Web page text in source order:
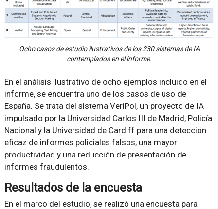
Ocho casos de estudio ilustrativos de los 230 sistemas de IA
contemplados en el informe.
En el análisis ilustrativo de ocho ejemplos incluido en el
informe, se encuentra uno de los casos de uso de
España. Se trata del sistema VeriPol, un proyecto de IA
impulsado por la Universidad Carlos III de Madrid, Policía
Nacional y la Universidad de Cardiff para una detección
eficaz de informes policiales falsos, una mayor
productividad y una reducción de presentación de
informes fraudulentos.
Resultados de la encuesta
En el marco del estudio, se realizó una encuesta para